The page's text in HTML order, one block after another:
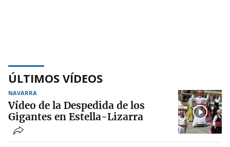
ÚLTIMOS VÍDEOS
NAVARRA
Vídeo de la Despedida de los
Gigantes en Estella-Lizarra